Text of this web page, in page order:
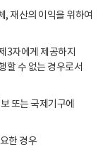
, 재산의 이익을 위하여
3자에게 제공하지
할 수 없는 경우로서
또는 국제기구에
한 경우